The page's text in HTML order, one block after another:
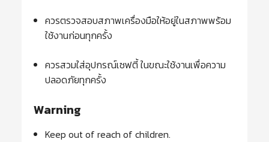
ควรตรวจสอบสภาพเครื่องมือให้อยู่ในสภาพพร้อม
ใช้งานก่อนทุกครั้ง
ควรสวมใส่อุปกรณ์เซฟตี้ ในขณะใช้งานเพื่อความ
ปลอดภัยทุกครั้ง
Warning
Keep out of reach of children.